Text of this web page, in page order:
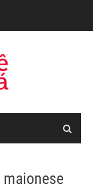
maionese